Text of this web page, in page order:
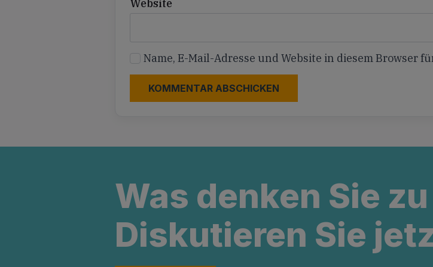
Website
Name, E-Mail-Adresse und Website in diesem Browser
Was denken Sie
Diskutieren Sie